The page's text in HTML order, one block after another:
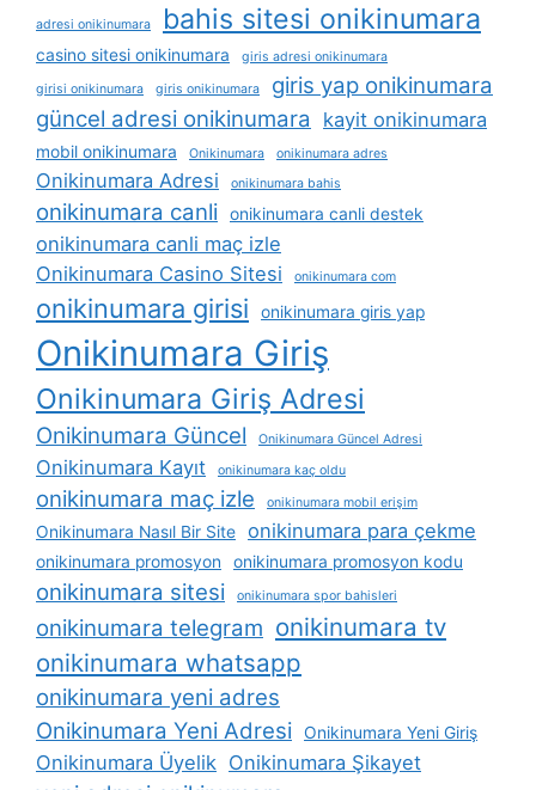
adresi onikinumara bahis sitesi onikinumara
casino sitesi onikinumara giris adresi onikinumara
girisi onikinumara giris onikinumara
giris yap onikinumara
güncel adresi onikinumara
kayit onikinumara
mobil onikinumara Onikinumara onikinumara adres
Onikinumara Adresi onikinumara bahis
onikinumara canli onikinumara canli destek
onikinumara canli maç izle
Onikinumara Casino Sitesi
onikinumara com
onikinumara girisi onikinumara giris yap
Onikinumara Giriş
Onikinumara Giriş Adresi
Onikinumara Güncel Onikinumara Güncel Adresi
Onikinumara Kayıt onikinumara kaç oldu
onikinumara maç izle onikinumara mobil erişim
Onikinumara Nasıl Bir Site onikinumara para çekme
onikinumara promosyon onikinumara promosyon kodu
onikinumara sitesi onikinumara spor bahisleri
onikinumara telegram onikinumara tv
onikinumara whatsapp
onikinumara yeni adres
Onikinumara Yeni Adresi
Onikinumara Yeni Giriş
Onikinumara Üyelik Onikinumara Şikayet